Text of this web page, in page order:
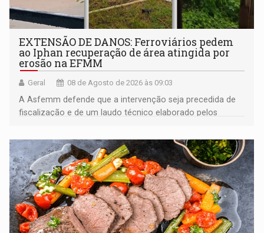
EXTENSÃO DE DANOS: Ferroviários pedem
ao Iphan recuperação de área atingida por
erosão na EFMM
Geral 08 de Agosto de 2026 às 09:03
A Asfemm defende que a intervenção seja precedida de
fiscalização e de um laudo técnico elaborado pelos